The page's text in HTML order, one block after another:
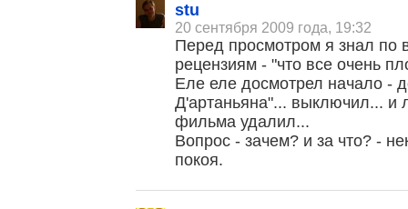
stu
20 сентября 2009 года, 19:32
Перед просмотром я знал по
рецензиям - "что все очень
Еле еле досмотрел начало -
Д'артаньяна"... выключил... и
фильма удалил...
Вопрос - зачем? и за что? -
покоя.